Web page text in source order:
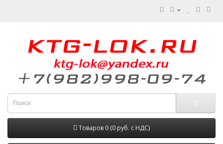
Товаров 0 (0 руб. с НДС)